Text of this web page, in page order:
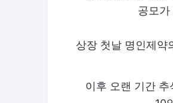
공모
상장 첫날 명인제약
이후 오랜 기간